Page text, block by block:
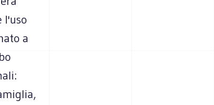
l'uso
a